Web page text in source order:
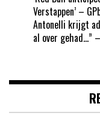
Verstappen’ –
Antonelli krijgt
al over gehad…”